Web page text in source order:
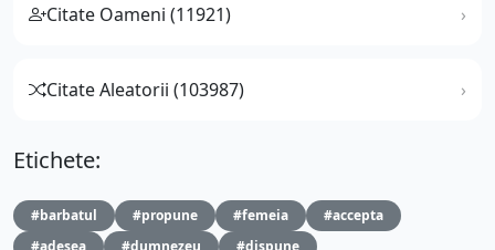
Citate Oameni (11921)
Citate Aleatorii (103987)
Etichete:
#barbatul #propune #femeia
#accepta
#adesea
#dumnezeu #dispune